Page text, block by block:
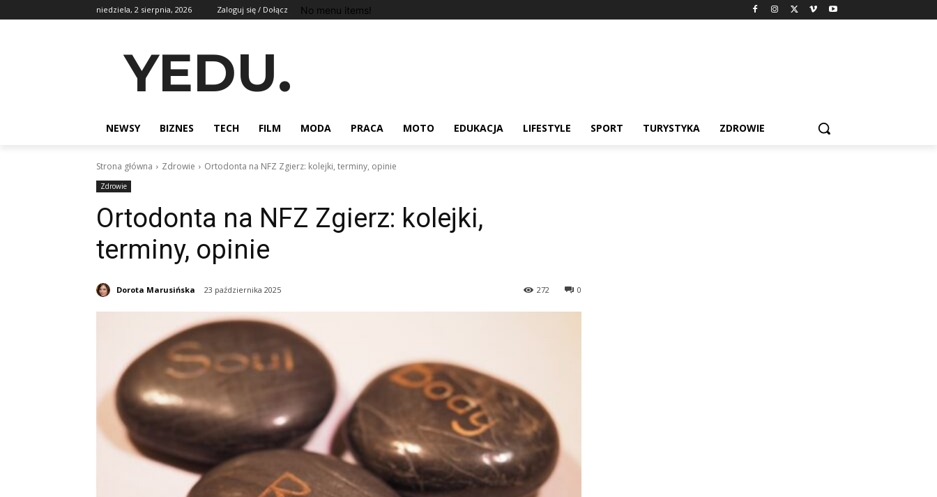
niedziela, 2 sierpnia, 2026 Zaloguj się / Dołącz No menu items!
YEDU.
NEWSY BIZNES TECH FILM MODA PRACA MOTO EDUKACJA LIFESTYLE SPORT TURYSTYKA ZDROWIE
Strona główna Zdrowie Ortodonta na NFZ Zgierz: kolejki, terminy, opinie
Zdrowie
Ortodonta na NFZ Zgierz: kolejki,
terminy, opinie
Dorota Marusińska 23 października 2025 0
272